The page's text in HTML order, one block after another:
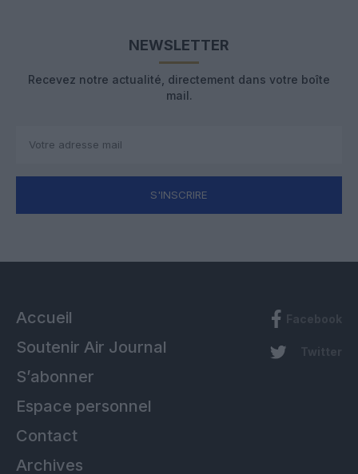
NEWSLETTER
Recevez notre actualité, directement dans votre boîte
mail.
S'INSCRIRE
Accueil
Soutenir Air Journal
S’abonner
Espace personnel
Contact
Archives